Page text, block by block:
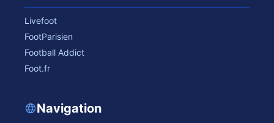
Livefoot
FootParisien
Football Addict
Foot.fr
Navigation